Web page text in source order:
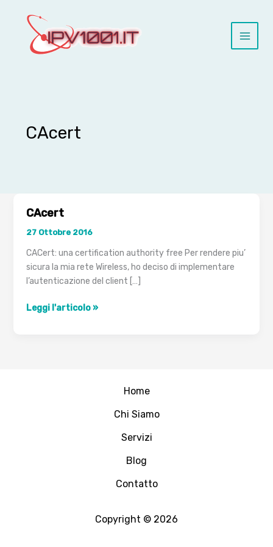
contenuto
CAcert
CAcert
27 Ottobre 2016
CACert: una certification authority free Per rendere piu’
sicura la mia rete Wireless, ho deciso di implementare
l’autenticazione del client […]
CAcert
Leggi l'articolo »
Home
Chi Siamo
Servizi
Blog
Contatto
Copyright © 2026